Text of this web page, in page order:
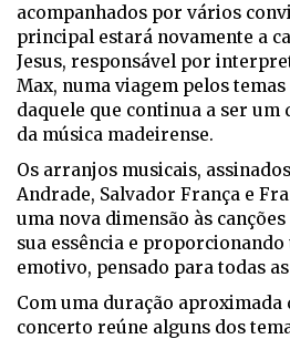
acompanhados por vários
principal estará novamente a
Jesus, responsável por
Max, numa viagem pelos
daquele que continua a ser um
da música madeirense.
Os arranjos musicais,
Andrade, Salvador França e
uma nova dimensão às
sua essência e proporcionando
emotivo, pensado para todas
Com uma duração aproximada
concerto reúne alguns dos